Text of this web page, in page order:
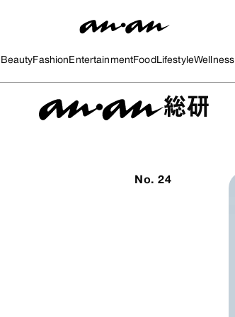
BeautyFashion EntertainmentFood LifestyleWellness
総研
No. 24